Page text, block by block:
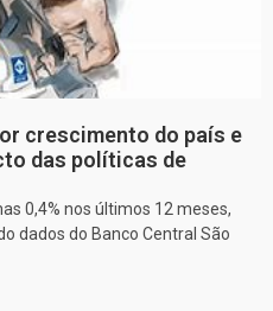
crescimento do país e
das políticas de
0,4% nos últimos 12 meses,
dados do Banco Central São